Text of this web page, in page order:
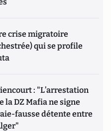
crise migratoire
qui se profile
: "L’arrestation
la DZ Mafia ne signe
fausse détente entre